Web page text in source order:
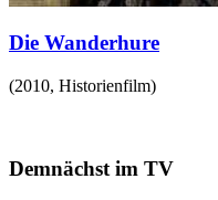
Die Wanderhure
(2010, Historienfilm)
Demnächst im TV